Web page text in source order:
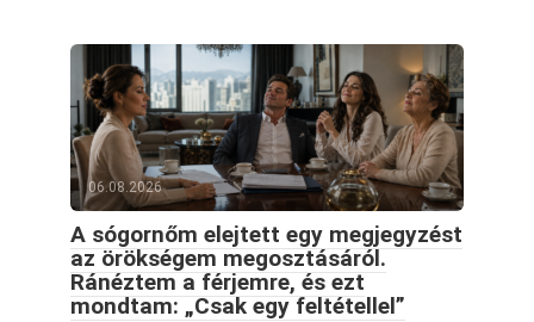
06.08.2026
A sógornőm elejtett egy megjegyzést
az örökségem megosztásáról.
Ránéztem a férjemre, és ezt
mondtam: „Csak egy feltétellel”